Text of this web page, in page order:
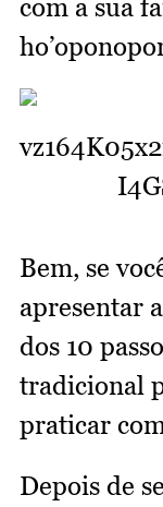
com a sua
Bem, se
apresentar
dos 10
tradicional
praticar
Depois de